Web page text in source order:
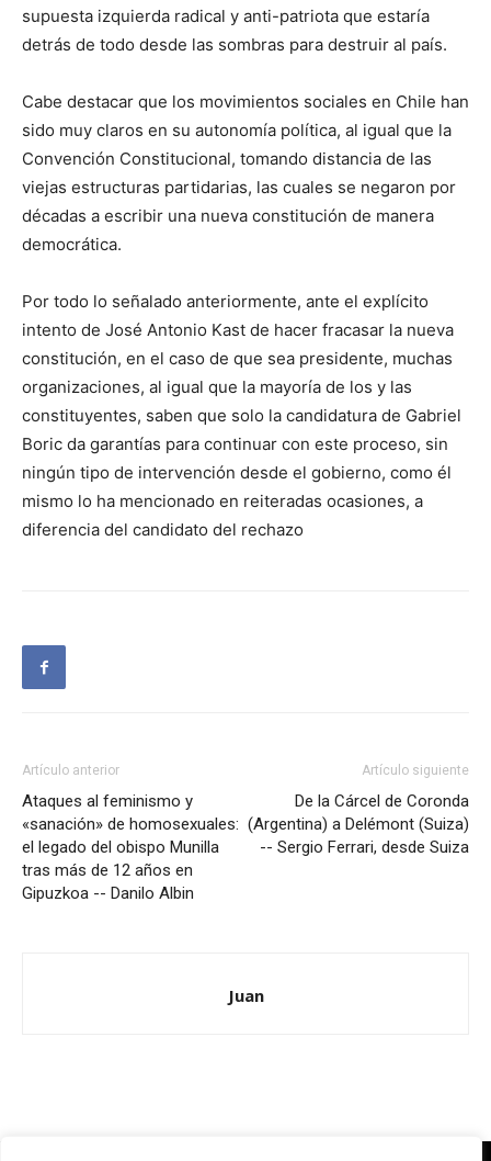
supuesta izquierda radical y anti-patriota que estaría
detrás de todo desde las sombras para destruir al país.
Cabe destacar que los movimientos sociales en Chile han
sido muy claros en su autonomía política, al igual que la
Convención Constitucional, tomando distancia de las
viejas estructuras partidarias, las cuales se negaron por
décadas a escribir una nueva constitución de manera
democrática.
Por todo lo señalado anteriormente, ante el explícito
intento de José Antonio Kast de hacer fracasar la nueva
constitución, en el caso de que sea presidente, muchas
organizaciones, al igual que la mayoría de los y las
constituyentes, saben que solo la candidatura de Gabriel
Boric da garantías para continuar con este proceso, sin
ningún tipo de intervención desde el gobierno, como él
mismo lo ha mencionado en reiteradas ocasiones, a
diferencia del candidato del rechazo
Artículo anterior
Ataques al feminismo y
«sanación» de homosexuales:
el legado del obispo Munilla
tras más de 12 años en
Gipuzkoa -- Danilo Albin
Artículo siguiente
De la Cárcel de Coronda
(Argentina) a Delémont (Suiza)
-- Sergio Ferrari, desde Suiza
Juan